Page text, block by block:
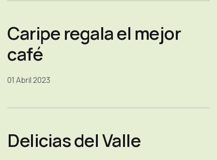
Caripe regala el mejor
café
01 Abril 2023
Delicias del Valle